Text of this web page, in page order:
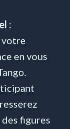
:
en vous
figures